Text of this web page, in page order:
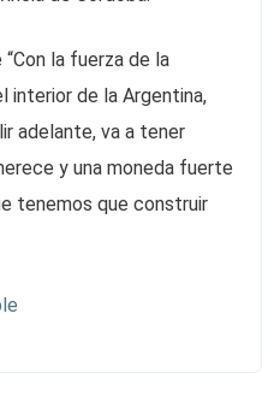
la fuerza de la
interior de la Argentina,
adelante, va a tener
y una moneda fuerte
tenemos que construir